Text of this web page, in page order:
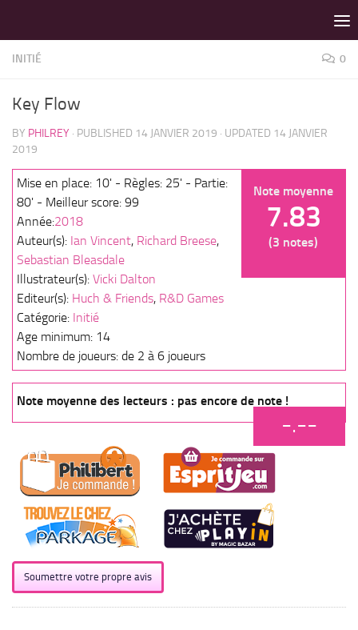
INITIÉ 0
Key Flow
BY PHILREY · PUBLISHED 14 JANVIER 2019 · UPDATED 14 JANVIER
2019
Note moyenne
7.83
(3 notes)
Mise en place: 10' - Règles: 25' - Partie:
80' - Meilleur score: 99
Année:2018
Auteur(s): Ian Vincent, Richard Breese,
Sebastian Bleasdale
Illustrateur(s): Vicki Dalton
Editeur(s): Huch & Friends, R&D Games
Catégorie: Initié
Age minimum: 14
Nombre de joueurs: de 2 à 6 joueurs
Note moyenne des lecteurs : pas encore de note !
-.--
Soumettre votre propre avis